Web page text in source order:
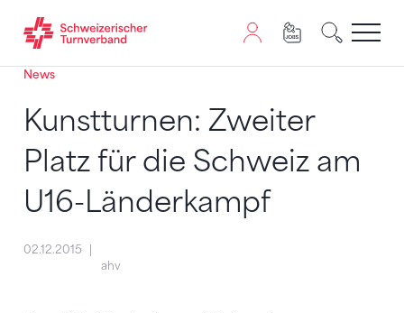
Zum Inhalt springen
Zur Sitemap navigieren
Zum Navigieren dieser Seite wird JavaScript benötigt.
News
Kunstturnen: Zweiter
Platz für die Schweiz am
U16-Länderkampf
02.12.2015
ahv